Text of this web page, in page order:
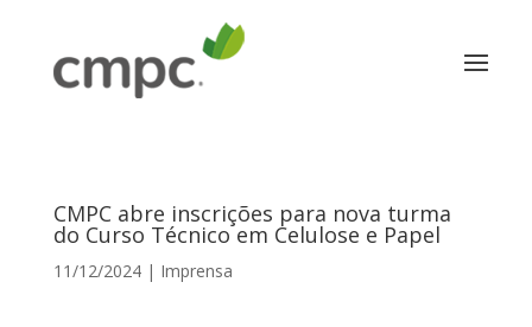
CMPC abre inscrições para nova turma
do Curso Técnico em Celulose e Papel
11/12/2024| Imprensa